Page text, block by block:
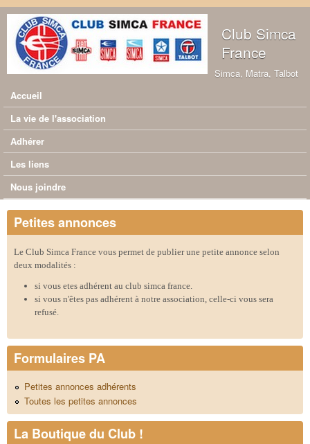
Aller au contenu principal
Club Simca
France
Simca, Matra, Talbot
Menu principal
Accueil
La vie de l'association
Adhérer
Les liens
Nous joindre
Petites annonces
Le Club Simca France vous permet de publier une petite annonce selon
deux modalités :
si vous etes adhérent au club simca france.
si vous n'êtes pas adhérent à notre association, celle-ci vous sera
refusé.
Formulaires PA
Petites annonces adhérents
Toutes les petites annonces
La Boutique du Club !